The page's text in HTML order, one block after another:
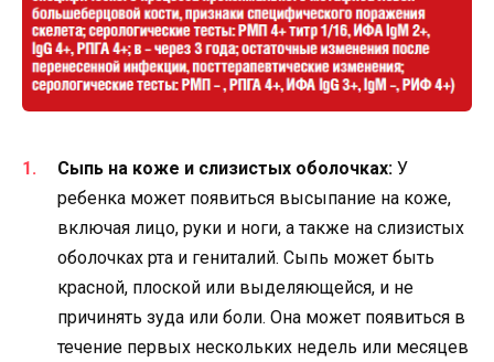
Сыпь на коже и слизистых оболочках: У
ребенка может появиться высыпание на коже,
включая лицо, руки и ноги, а также на слизистых
оболочках рта и гениталий. Сыпь может быть
красной, плоской или выделяющейся, и не
причинять зуда или боли. Она может появиться в
течение первых нескольких недель или месяцев